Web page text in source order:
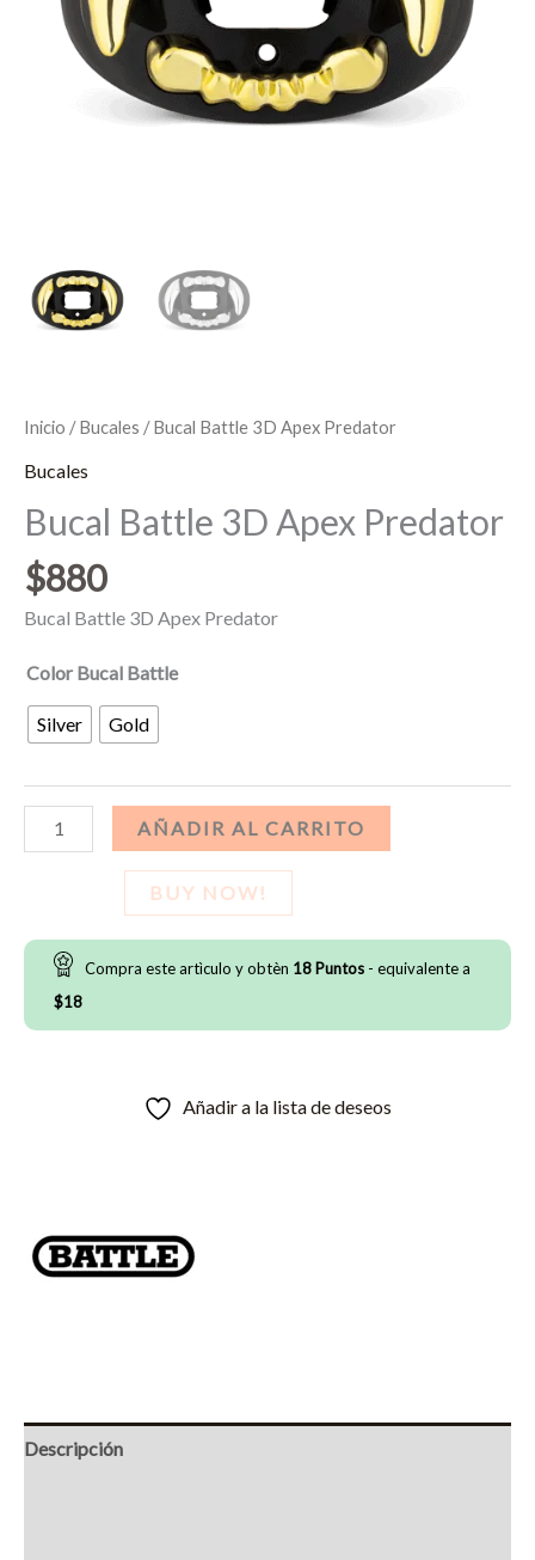
Inicio /Bucales / Bucal Battle 3D Apex Predator
Bucales
Bucal Battle 3D Apex Predator
$880
Bucal Battle 3D Apex Predator
Color Bucal Battle
Silver Gold
Bucal
Battle
Predator
AÑADIR AL CARRITO
BUY NOW!
Compra este artìculo y obtèn 18 Puntos - equivalente a
$18
Añadir a la lista de deseos
Descripción